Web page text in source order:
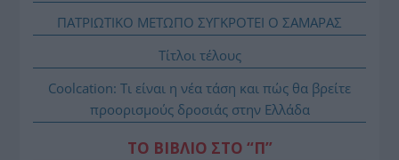
ΠΑΤΡΙΩΤΙΚΟ ΜΕΤΩΠΟ ΣΥΓΚΡΟΤΕΙ Ο ΣΑΜΑΡΑΣ
Τίτλοι τέλους
Coolcation: Τι είναι η νέα τάση και πώς θα βρείτε
προορισμούς δροσιάς στην Ελλάδα
ΤΟ ΒΙΒΛΙΟ ΣΤΟ “Π”